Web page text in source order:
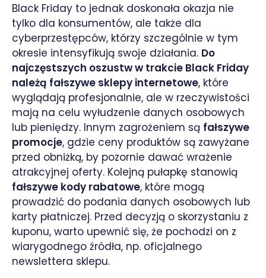
Black Friday to jednak doskonała okazja nie
tylko dla konsumentów, ale także dla
cyberprzestępców, którzy szczególnie w tym
okresie intensyfikują swoje działania. Do
najczęstszych oszustw w trakcie Black Friday
należą fałszywe sklepy internetowe, które
wyglądają profesjonalnie, ale w rzeczywistości
mają na celu wyłudzenie danych osobowych
lub pieniędzy. Innym zagrożeniem są fałszywe
promocje, gdzie ceny produktów są zawyżane
przed obniżką, by pozornie dawać wrażenie
atrakcyjnej oferty. Kolejną pułapkę stanowią
fałszywe kody rabatowe, które mogą
prowadzić do podania danych osobowych lub
karty płatniczej. Przed decyzją o skorzystaniu z
kuponu, warto upewnić się, że pochodzi on z
wiarygodnego źródła, np. oficjalnego
newslettera sklepu.